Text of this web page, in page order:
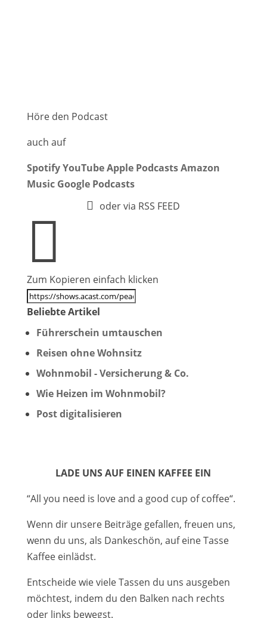
Höre den Podcast
auch auf
SpotifyYouTubeApple PodcastsAmazon
Music Google Podcasts
 oder via RSS FEED

Zum Kopieren einfach klicken
Beliebte Artikel
Führerschein umtauschen
Reisen ohne Wohnsitz
Wohnmobil - Versicherung & Co.
Wie Heizen im Wohnmobil?
Post digitalisieren
LADE UNS AUF EINEN KAFFEE EIN
“All you need is love and a good cup of coffee“.
Wenn dir unsere Beiträge gefallen, freuen uns,
wenn du uns, als Dankeschön, auf eine Tasse
Kaffee einlädst.
Entscheide wie viele Tassen du uns ausgeben
möchtest, indem du den Balken nach rechts
oder links bewegst.